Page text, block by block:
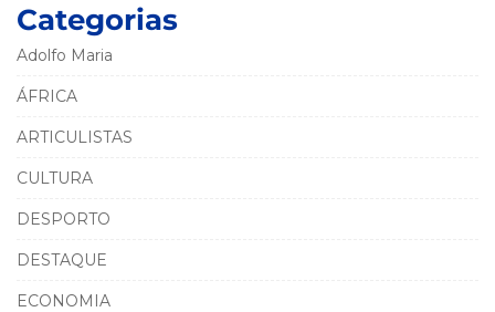
Categorias
Adolfo Maria
ÁFRICA
ARTICULISTAS
CULTURA
DESPORTO
DESTAQUE
ECONOMIA